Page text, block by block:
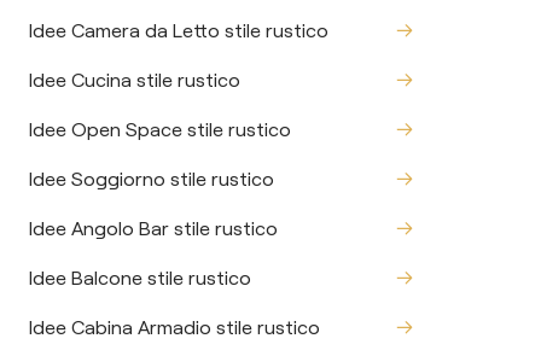
Idee Camera da Letto stile rustico
Idee Cucina stile rustico
Idee Open Space stile rustico
Idee Soggiorno stile rustico
Idee Angolo Bar stile rustico
Idee Balcone stile rustico
Idee Cabina Armadio stile rustico